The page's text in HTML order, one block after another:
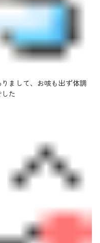
まして、お咳も出ず体調
た